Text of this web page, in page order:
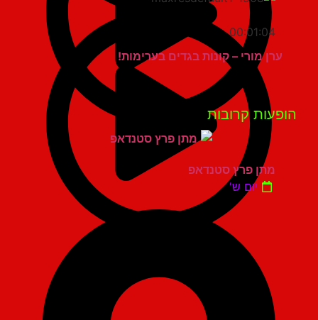
00:01:04
ערן מורי – קונות בגדים בערימות!
קרובות
מתן פרץ סטנדאפ
יום ש'